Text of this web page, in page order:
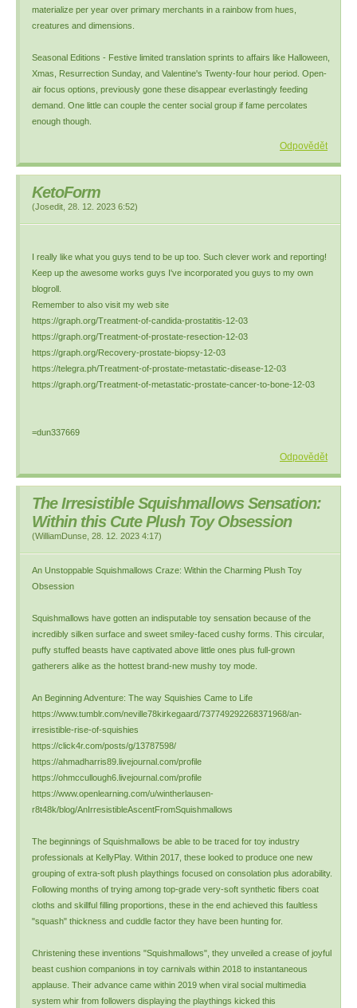
materialize per year over primary merchants in a rainbow from hues,
creatures and dimensions.
Seasonal Editions - Festive limited translation sprints to affairs like Halloween,
Xmas, Resurrection Sunday, and Valentine's Twenty-four hour period. Open-
air focus options, previously gone these disappear everlastingly feeding
demand. One little can couple the center social group if fame percolates
enough though.
Odpovědět
KetoForm
(Josedit 28. 12. 2023 6:52)
I really like what you guys tend to be up too. Such clever work and reporting!
Keep up the awesome works guys I've incorporated you guys to my own
blogroll.
Remember to also visit my web site
https://graph.org/Treatment-of-candida-prostatitis-12-03
https://graph.org/Treatment-of-prostate-resection-12-03
https://graph.org/Recovery-prostate-biopsy-12-03
https://telegra.ph/Treatment-of-prostate-metastatic-disease-12-03
https://graph.org/Treatment-of-metastatic-prostate-cancer-to-bone-12-03
=dun337669
Odpovědět
The Irresistible Squishmallows Sensation:
Within this Cute Plush Toy Obsession
(WilliamDunse 28. 12. 2023 4:17)
An Unstoppable Squishmallows Craze: Within the Charming Plush Toy
Obsession
Squishmallows have gotten an indisputable toy sensation because of the
incredibly silken surface and sweet smiley-faced cushy forms. This circular,
puffy stuffed beasts have captivated above little ones plus full-grown
gatherers alike as the hottest brand-new mushy toy mode.
An Beginning Adventure: The way Squishies Came to Life
https://www.tumblr.com/neville78kirkegaard/737749292268371968/an-
irresistible-rise-of-squishies
https://click4r.com/posts/g/13787598/
https://ahmadharris89.livejournal.com/profile
https://ohmccullough6.livejournal.com/profile
https://www.openlearning.com/u/wintherlausen-
r8t48k/blog/AnIrresistibleAscentFromSquishmallows
The beginnings of Squishmallows be able to be traced for toy industry
professionals at KellyPlay. Within 2017, these looked to produce one new
grouping of extra-soft plush playthings focused on consolation plus adorability.
Following months of trying among top-grade very-soft synthetic fibers coat
cloths and skillful filling proportions, these in the end achieved this faultless
"squash" thickness and cuddle factor they have been hunting for.
Christening these inventions "Squishmallows", they unveiled a crease of joyful
beast cushion companions in toy carnivals within 2018 to instantaneous
applause. Their advance came within 2019 when viral social multimedia
system whir from followers displaying the playthings kicked this